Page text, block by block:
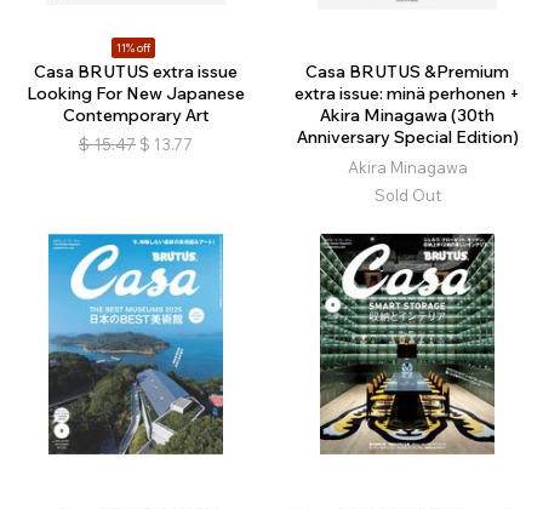
11% off
Casa BRUTUS extra issue
Looking For New Japanese
Contemporary Art
$ 15.47 $ 13.77
Casa BRUTUS &Premium
extra issue: minä perhonen +
Akira Minagawa (30th
Anniversary Special Edition)
Akira Minagawa
Sold Out